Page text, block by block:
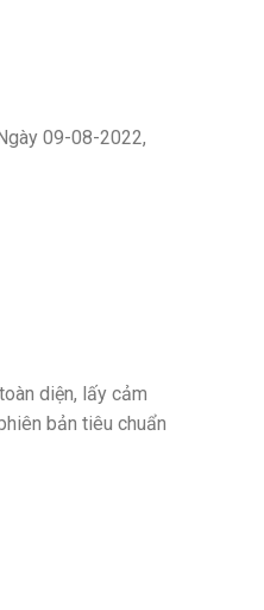
09-08-2022,
diện, lấy cảm
bản tiêu chuẩn